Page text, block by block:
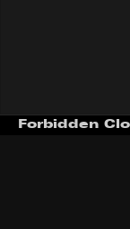
Forbidden